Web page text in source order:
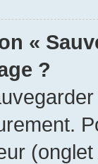
«
?
(onglet